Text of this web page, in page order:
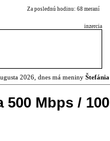
Za poslednú hodinu: 68 meraní
inzercia
2026, dnes má meniny Štefánia
500 Mbps / 100